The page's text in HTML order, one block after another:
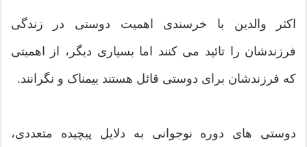
اکثر والدین با خرسندی اهمیت دوستی در زندگی
فرزندشان را تائید می کنند اما بسیاری دیگر، از اهمیتی
که فرزندشان برای دوستی قائل هستند بیمناک و نگرانند.
دوستی های دوره نوجوانی به دلایل پیچیده متعددی،